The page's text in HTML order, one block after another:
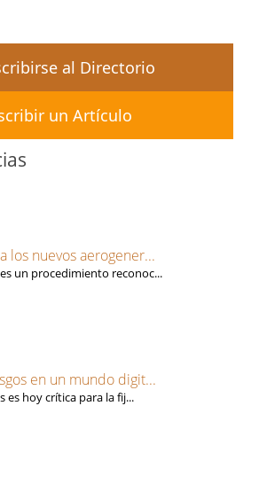
al Directorio
un Artículo
los nuevos aerogener...
un procedimiento reconoc...
en un mundo digit...
es hoy crítica para la fij...